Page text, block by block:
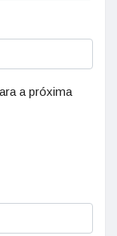
a próxima